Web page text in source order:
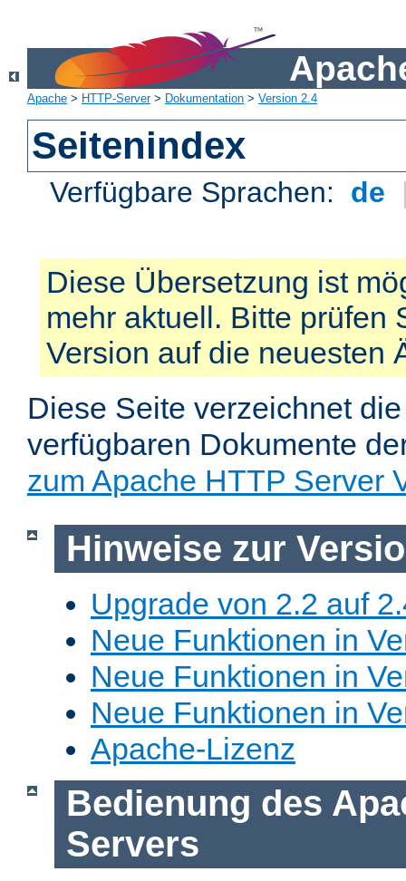
Apache > HTTP-Server> Dokumentation > Version 2.4
Seitenindex
Verfügbare Sprachen: de
Diese Übersetzung ist
mehr aktuell. Bitte prüfen
Version auf die neuesten
Diese Seite verzeichnet
verfügbaren Dokumente
zum Apache HTTP Server
Hinweise zur
Upgrade von 2.2 auf
Neue Funktionen in
Neue Funktionen in
Neue Funktionen in
Apache-Lizenz
Bedienung des
Servers